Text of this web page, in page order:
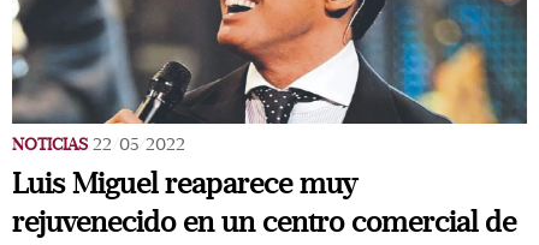
NOTICIAS 22/05/2022
Luis Miguel reaparece muy
rejuvenecido en un centro comercial de